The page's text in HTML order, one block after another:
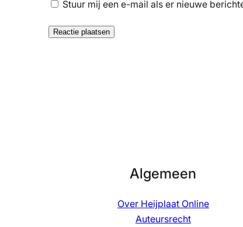
Stuur mij een e-mail als er nieuwe
Algemeen
Over Heijplaat Online
Auteursrecht